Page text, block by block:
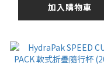
加入購物車